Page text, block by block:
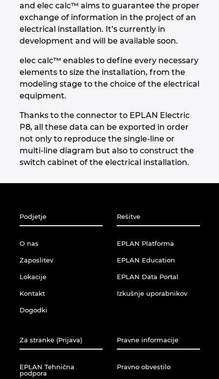
and elec calc™ aims to guarantee the proper
exchange of information in the project of an
electrical installation. It’s currently in
development and will be available soon.
elec calc™ enables to define every necessary
elements to size the installation, from the
modeling stage to the choice of the electrical
equipment.
Thanks to the connector to EPLAN Electric
P8, all these data can be exported in order
not only to reproduce the single-line or
multi-line diagram but also to construct the
switch cabinet of the electrical installation.
Podjetje
O nas
Zaposlitev
Lokacije
Kontakt
Dogodki
Rešitve
EPLAN Platforma
EPLAN Education
EPLAN Data Portal
Izkušnje uporabnikov
Za stranke (Prijava)
EPLAN Tehnična
podpora
Pravne informacije
Pravno obvestilo
Norveška
Nova Zelandija
Peru
Polska
Portugalska
Romunija
Singapur
Slovaška
Španija
Švica
Tajska